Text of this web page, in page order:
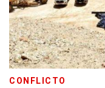
CONFLICTO